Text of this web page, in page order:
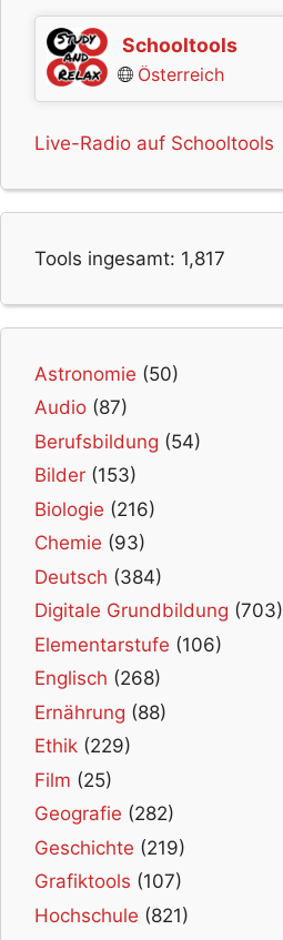
Schooltools
Österreich
Live-Radio auf Schooltools
Tools ingesamt: 1,817
Astronomie (50)
Audio (87)
Berufsbildung (54)
Bilder (153)
Biologie (216)
Chemie (93)
Deutsch (384)
Digitale Grundbildung (703)
Elementarstufe (106)
Englisch (268)
Ernährung (88)
Ethik (229)
Film (25)
Geografie (282)
Geschichte (219)
Grafiktools (107)
Hochschule (821)